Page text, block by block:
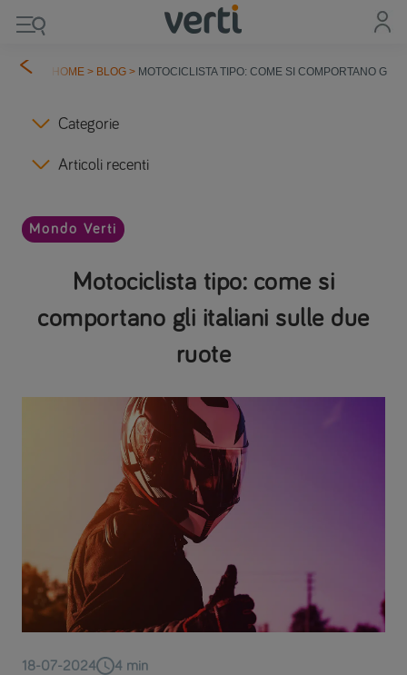
HOME > BLOG > MOTOCICLISTA TIPO: COME SI COMPORTANO GLI
Categorie
Articoli recenti
Motociclista tipo: come si
comportano gli italiani sulle due
ruote
Mondo Verti
18-07-2024 4 min